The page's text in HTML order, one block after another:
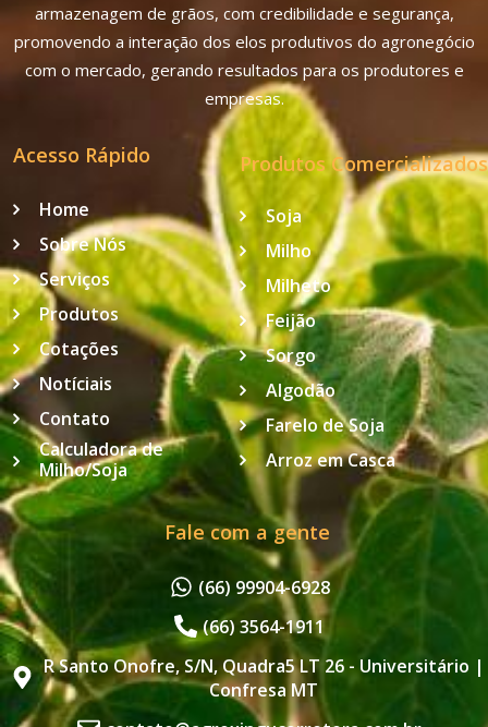
armazenagem de grãos, com credibilidade e segurança,
promovendo a interação dos elos produtivos do agronegócio
com o mercado, gerando resultados para os produtores e
empresas.
Acesso Rápido
Home
Sobre Nós
Serviços
Produtos
Cotações
Notíciais
Contato
Calculadora de
Milho/Soja
Produtos Comercializados
Soja
Milho
Milheto
Feijão
Sorgo
Algodão
Farelo de Soja
Arroz em Casca
Fale com a gente
(66) 99904-6928
(66) 3564-1911
R Santo Onofre, S/N, Quadra5 LT 26 - Universitário |
Confresa MT